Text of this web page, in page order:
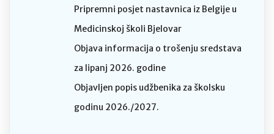
Pripremni posjet nastavnica iz Belgije u
Medicinskoj školi Bjelovar
Objava informacija o trošenju sredstava
za lipanj 2026. godine
Objavljen popis udžbenika za školsku
godinu 2026./2027.